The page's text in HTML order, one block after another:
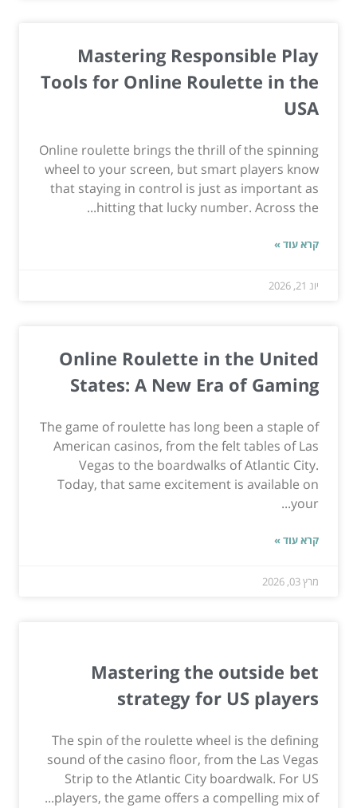
Mastering Responsible Play
Tools for Online Roulette in the
USA
Online roulette brings the thrill of the spinning
wheel to your screen, but smart players know
that staying in control is just as important as
hitting that lucky number. Across the...
קרא עוד »
יונ 21, 2026
Online Roulette in the United
States: A New Era of Gaming
The game of roulette has long been a staple of
American casinos, from the felt tables of Las
Vegas to the boardwalks of Atlantic City.
Today, that same excitement is available on
your...
קרא עוד »
מרץ 03, 2026
Mastering the outside bet
strategy for US players
The spin of the roulette wheel is the defining
sound of the casino floor, from the Las Vegas
Strip to the Atlantic City boardwalk. For US
players, the game offers a compelling mix of...